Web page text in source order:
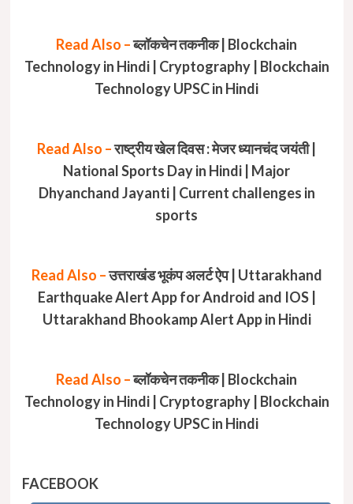
Read Also –ब्लॉकचेन तकनीक | Blockchain
Technology in Hindi | Cryptography | Blockchain
Technology UPSC in Hindi
Read Also –राष्ट्रीय खेल दिवस : मेजर ध्यानचंद जयंती |
National Sports Day in Hindi | Major
Dhyanchand Jayanti | Current challenges in
sports
Read Also –उत्तराखंड भूकंप अलर्ट ऐप | Uttarakhand
Earthquake Alert App for Android and IOS |
Uttarakhand Bhookamp Alert App in Hindi
Read Also –ब्लॉकचेन तकनीक | Blockchain
Technology in Hindi | Cryptography | Blockchain
Technology UPSC in Hindi
FACEBOOK